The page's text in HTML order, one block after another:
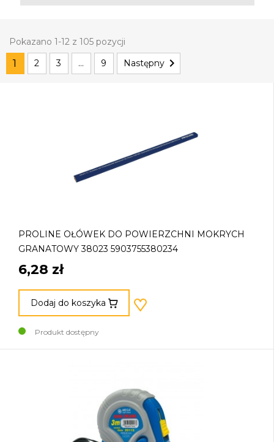
Pokazano 1-12 z 105 pozycji
1 2 3 … 9 Następny 
PROLINE OŁÓWEK DO POWIERZCHNI MOKRYCH
GRANATOWY 38023 5903755380234
6,28 zł
Dodaj do koszyka
Produkt dostępny